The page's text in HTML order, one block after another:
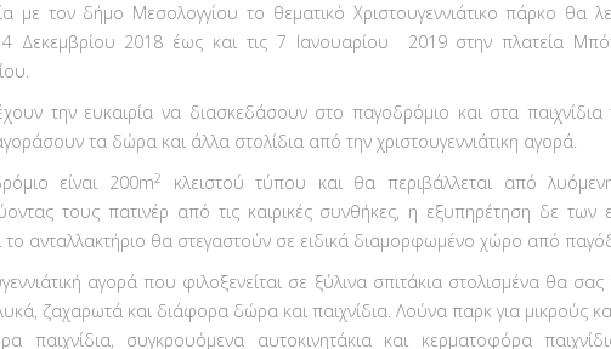
με τον δήμο Μεσολογγίου το θεματικό Χριστουγεννιάτικο πάρκο θα
Δεκεμβρίου 2018 έως και τις 7 Ιανουαρίου 2019 στην πλατεία
την ευκαιρία να διασκεδάσουν στο παγοδρόμιο και στα
τα δώρα και άλλα στολίδια από την χριστουγεννιάτικη αγορά.
είναι 200m2
κλειστού τύπου και θα περιβάλλεται από
τους πατινέρ από τις καιρικές συνθήκες, η εξυπηρέτηση δε των
το ανταλλακτήριο θα στεγαστούν σε ειδικά διαμορφωμένο χώρο από
αγορά που φιλοξενείται σε ξύλινα σπιτάκια στολισμένα θα
ζαχαρωτά και διάφορα δώρα και παιχνίδια. Λούνα παρκ για μικρούς
παιχνίδια, συγκρουόμενα αυτοκινητάκια και κερματοφόρα